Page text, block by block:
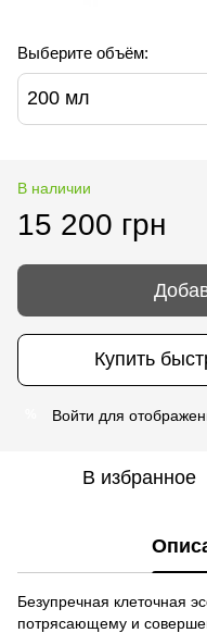
Выберите объём:
200 мл
В наличии
15 200 грн
Купить
Войти для
В избранное
Безупречная клеточная
потрясающему и